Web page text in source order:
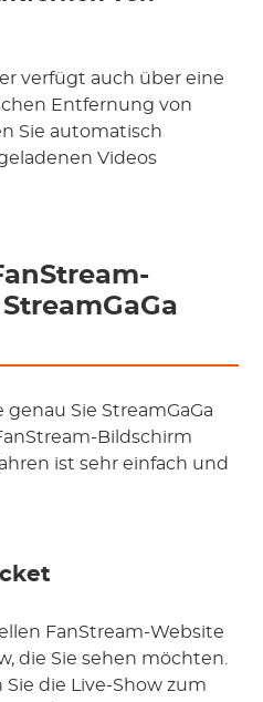
verfügt auch über eine
Entfernung von
Sie automatisch
Videos
Sie StreamGaGa
Bildschirm
ist sehr einfach und
FanStream-Website
die Sie sehen möchten.
die Live-Show zum